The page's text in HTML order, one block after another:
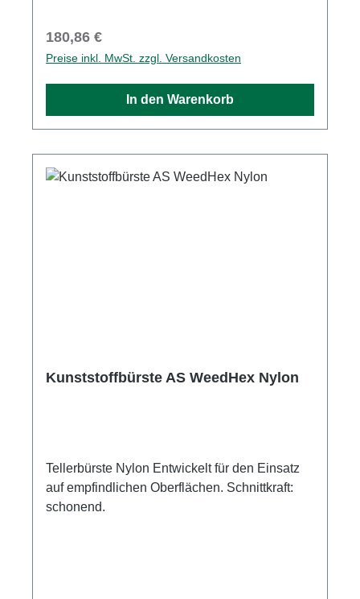
Regulärer Preis:
180,86 €
Preise inkl. MwSt. zzgl. Versandkosten
In den Warenkorb
Kunststoffbürste AS WeedHex Nylon
Tellerbürste Nylon Entwickelt für den Einsatz
auf empfindlichen Oberflächen. Schnittkraft:
schonend.